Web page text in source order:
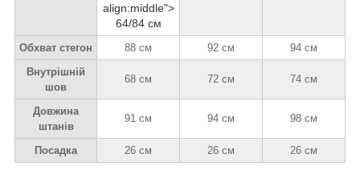
align:middle">
64/84 см
Обхват стегон 88 см 92 см
94 см
Внутрішній
шов
68 см 72 см 74 см
Довжина
штанів
91 см 94 см 98 см
Посадка 26 см 26 см 26 см